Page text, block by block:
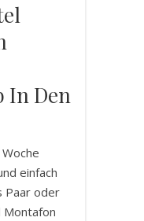
In Den
einfach
Paar oder
Montafon